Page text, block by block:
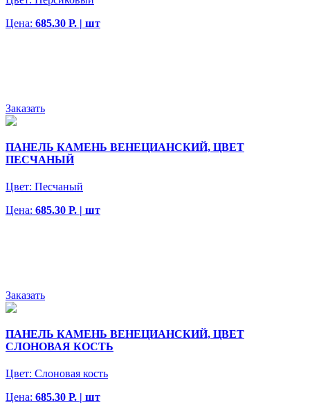
Цена: 685.30 Р. | шт
Заказать
ПАНЕЛЬ КАМЕНЬ ВЕНЕЦИАНСКИЙ, ЦВЕТ
ПЕСЧАНЫЙ
Цвет: Песчаный
Цена: 685.30 Р. | шт
Заказать
ПАНЕЛЬ КАМЕНЬ ВЕНЕЦИАНСКИЙ, ЦВЕТ
СЛОНОВАЯ КОСТЬ
Цвет: Слоновая кость
Цена: 685.30 Р. | шт